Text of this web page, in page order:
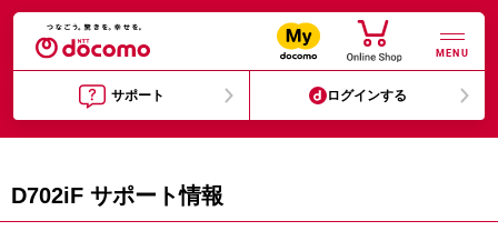
MENU
サポート ログインする
D702iF サポート情報